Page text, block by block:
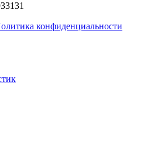
конфиденциальности